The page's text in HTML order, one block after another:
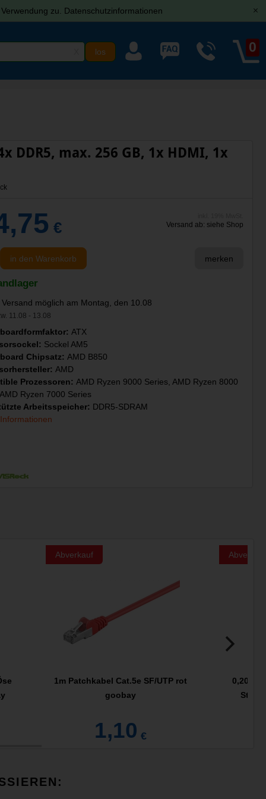
zu. Datenschutzinformationen [x]
0
DDR5, max. 256 GB, 1x HDMI, 1x
€ Versand ab: siehe Shop
in den Warenkorb merken
möglich am Montag, den 10.08
11.08 - 13.08
ATX
Sockel AM5
Chipsatz: AMD B850
AMD
Prozessoren: AMD Ryzen 9000 Series, AMD Ryzen 8000
Ryzen 7000 Series
Arbeitsspeicher: DDR5-SDRAM
Abverkauf
1m Patchkabel Cat.5e SF/UTP rot
goobay
1,10 €
Abverkauf
0,20m